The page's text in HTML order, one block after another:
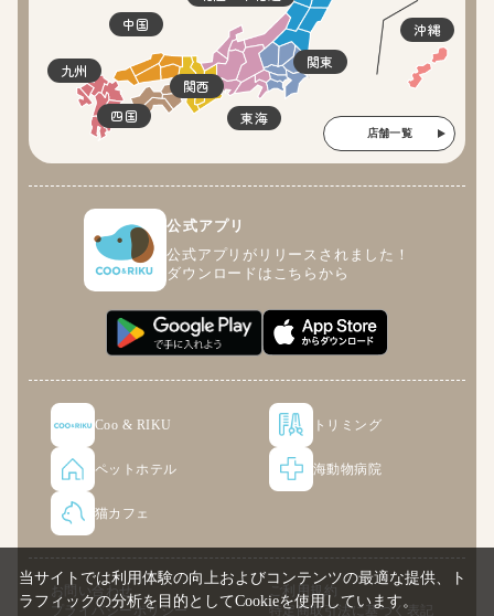
関東
東海
関西
四国
中国
九州
沖縄
店舗一覧
公式アプリ
公式アプリがリリースされました！
ダウンロードはこちらから
Coo & RIKU トリミング
ペットホテル 海動物病院
猫カフェ
お問い合わせ
ご利用規約
プライバシーポリシー
特定商取引法に基づく表記
当サイトでは利用体験の向上およびコンテンツの最適な提供、ト
ラフィックの分析を目的としてCookieを使用しています。